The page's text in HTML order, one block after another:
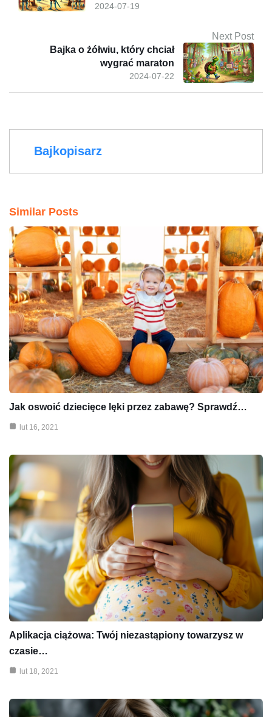
2024-07-19
Next Post
2024-07-22
Bajka o żółwiu, który chciał
wygrać maraton
Bajkopisarz
Similar Posts
Jak oswoić dziecięce lęki przez zabawę? Sprawdź…
lut 16, 2021
Aplikacja ciążowa: Twój niezastąpiony towarzysz w
czasie…
lut 18, 2021